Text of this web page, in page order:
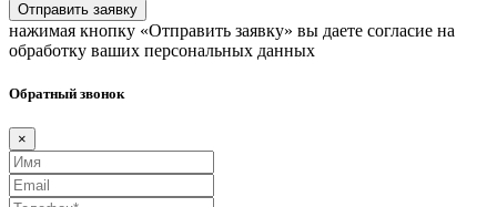
Отправить заявку
нажимая кнопку «Отправить заявку» вы даете согласие на
обработку ваших персональных данных
Обратный звонок
×